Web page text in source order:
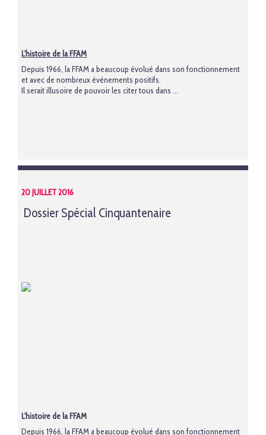
L'histoire de la FFAM
Depuis 1966, la FFAM a beaucoup évolué dans son fonctionnement
et avec de nombreux événements positifs.
Il serait illusoire de pouvoir les citer tous dans ...
20 JUILLET 2016
Dossier Spécial Cinquantenaire
L'histoire de la FFAM
Depuis 1966, la FFAM a beaucoup évolué dans son fonctionnement